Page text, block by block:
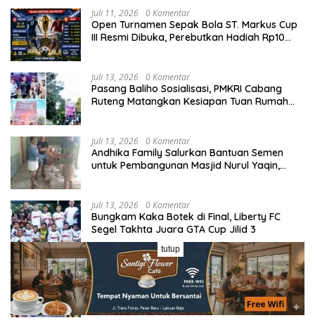
Juli 11, 2026 0 Komentar
Open Turnamen Sepak Bola ST. Markus Cup
III Resmi Dibuka, Perebutkan Hadiah Rp10
Juli 13, 2026 0 Komentar
Pasang Baliho Sosialisasi, PMKRI Cabang
Ruteng Matangkan Kesiapan Tuan Rumah
Juli 13, 2026 0 Komentar
Andhika Family Salurkan Bantuan Semen
untuk Pembangunan Masjid Nurul Yaqin,
Juli 13, 2026 0 Komentar
Bungkam Kaka Botek di Final, Liberty FC
Segel Takhta Juara GTA Cup Jilid 3
Juli 13, 2026 0 Komentar
Laga Panas Grup A Sano Nggoang Cup I:
Bajo Pedia FC Tahan Imbang Viktory United
1-1, Pelatih dan Manajemen Puji Sportivitas
Tim
tutup